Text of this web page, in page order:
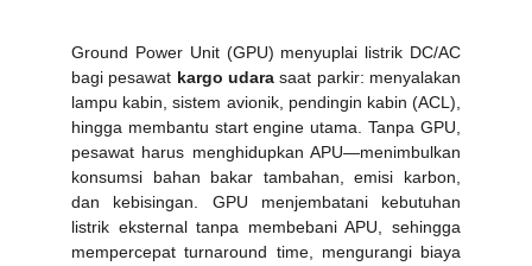
Ground Power Unit (GPU) menyuplai listrik DC/AC
bagi pesawat kargo udara saat parkir: menyalakan
lampu kabin, sistem avionik, pendingin kabin (ACL),
hingga membantu start engine utama. Tanpa GPU,
pesawat harus menghidupkan APU—menimbulkan
konsumsi bahan bakar tambahan, emisi karbon,
dan kebisingan. GPU menjembatani kebutuhan
listrik eksternal tanpa membebani APU, sehingga
mempercepat turnaround time, mengurangi biaya